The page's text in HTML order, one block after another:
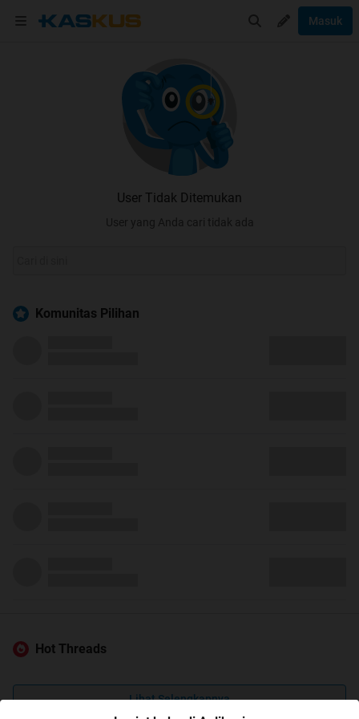
Masuk
User Tidak Ditemukan
User yang Anda cari tidak ada
Komunitas Pilihan
Hot Threads
Lihat Selengkapnya